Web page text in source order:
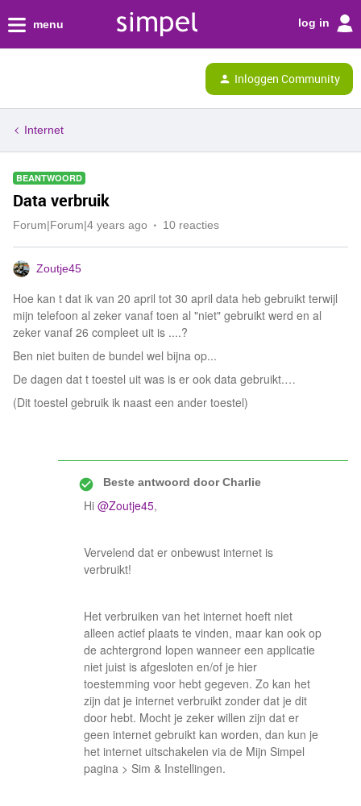
menu log in
Inloggen Community
Internet
BEANTWOORD
Data verbruik
Forum|Forum|4 years ago 10 reacties
Zoutje45
Hoe kan t dat ik van 20 april tot 30 april data heb gebruikt terwijl
mijn telefoon al zeker vanaf toen al "niet" gebruikt werd en al
zeker vanaf 26 compleet uit is ....?
Ben niet buiten de bundel wel bijna op...
De dagen dat t toestel uit was is er ook data gebruikt.…
(Dit toestel gebruik ik naast een ander toestel)
Beste antwoord doorCharlie
Hi @Zoutje45,
Vervelend dat er onbewust internet is
verbruikt!
Het verbruiken van het internet hoeft niet
alleen actief plaats te vinden, maar kan ook op
de achtergrond lopen wanneer een applicatie
niet juist is afgesloten en/of je hier
toestemming voor hebt gegeven. Zo kan het
zijn dat je internet verbruikt zonder dat je dit
door hebt. Mocht je zeker willen zijn dat er
geen internet gebruikt kan worden, dan kun je
het internet uitschakelen via de Mijn Simpel
pagina > Sim & Instellingen.